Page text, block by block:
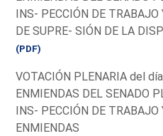
INS- PECCIÓN DE TRABAJO
DE SUPRE- SIÓN DE LA
(PDF)
VOTACIÓN PLENARIA del
ENMIENDAS DEL SENADO
INS- PECCIÓN DE TRABAJO
ENMIENDAS